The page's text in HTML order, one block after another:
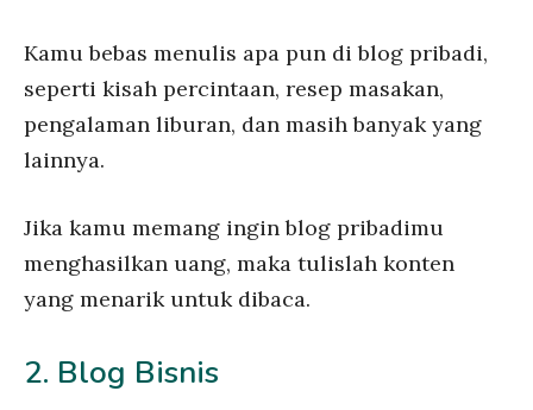
Kamu bebas menulis apa pun di blog pribadi,
seperti kisah percintaan, resep masakan,
pengalaman liburan, dan masih banyak yang
lainnya.
Jika kamu memang ingin blog pribadimu
menghasilkan uang, maka tulislah konten
yang menarik untuk dibaca.
2. Blog Bisnis